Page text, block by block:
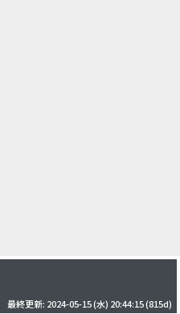
最終更新: 2024-05-15 (水) 20:44:15(815d)